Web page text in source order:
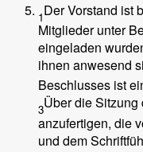
1Der Vorstand ist
Mitglieder unter
eingeladen
ihnen anwesend
Beschlusses ist
3Über die
anzufertigen, die
und dem